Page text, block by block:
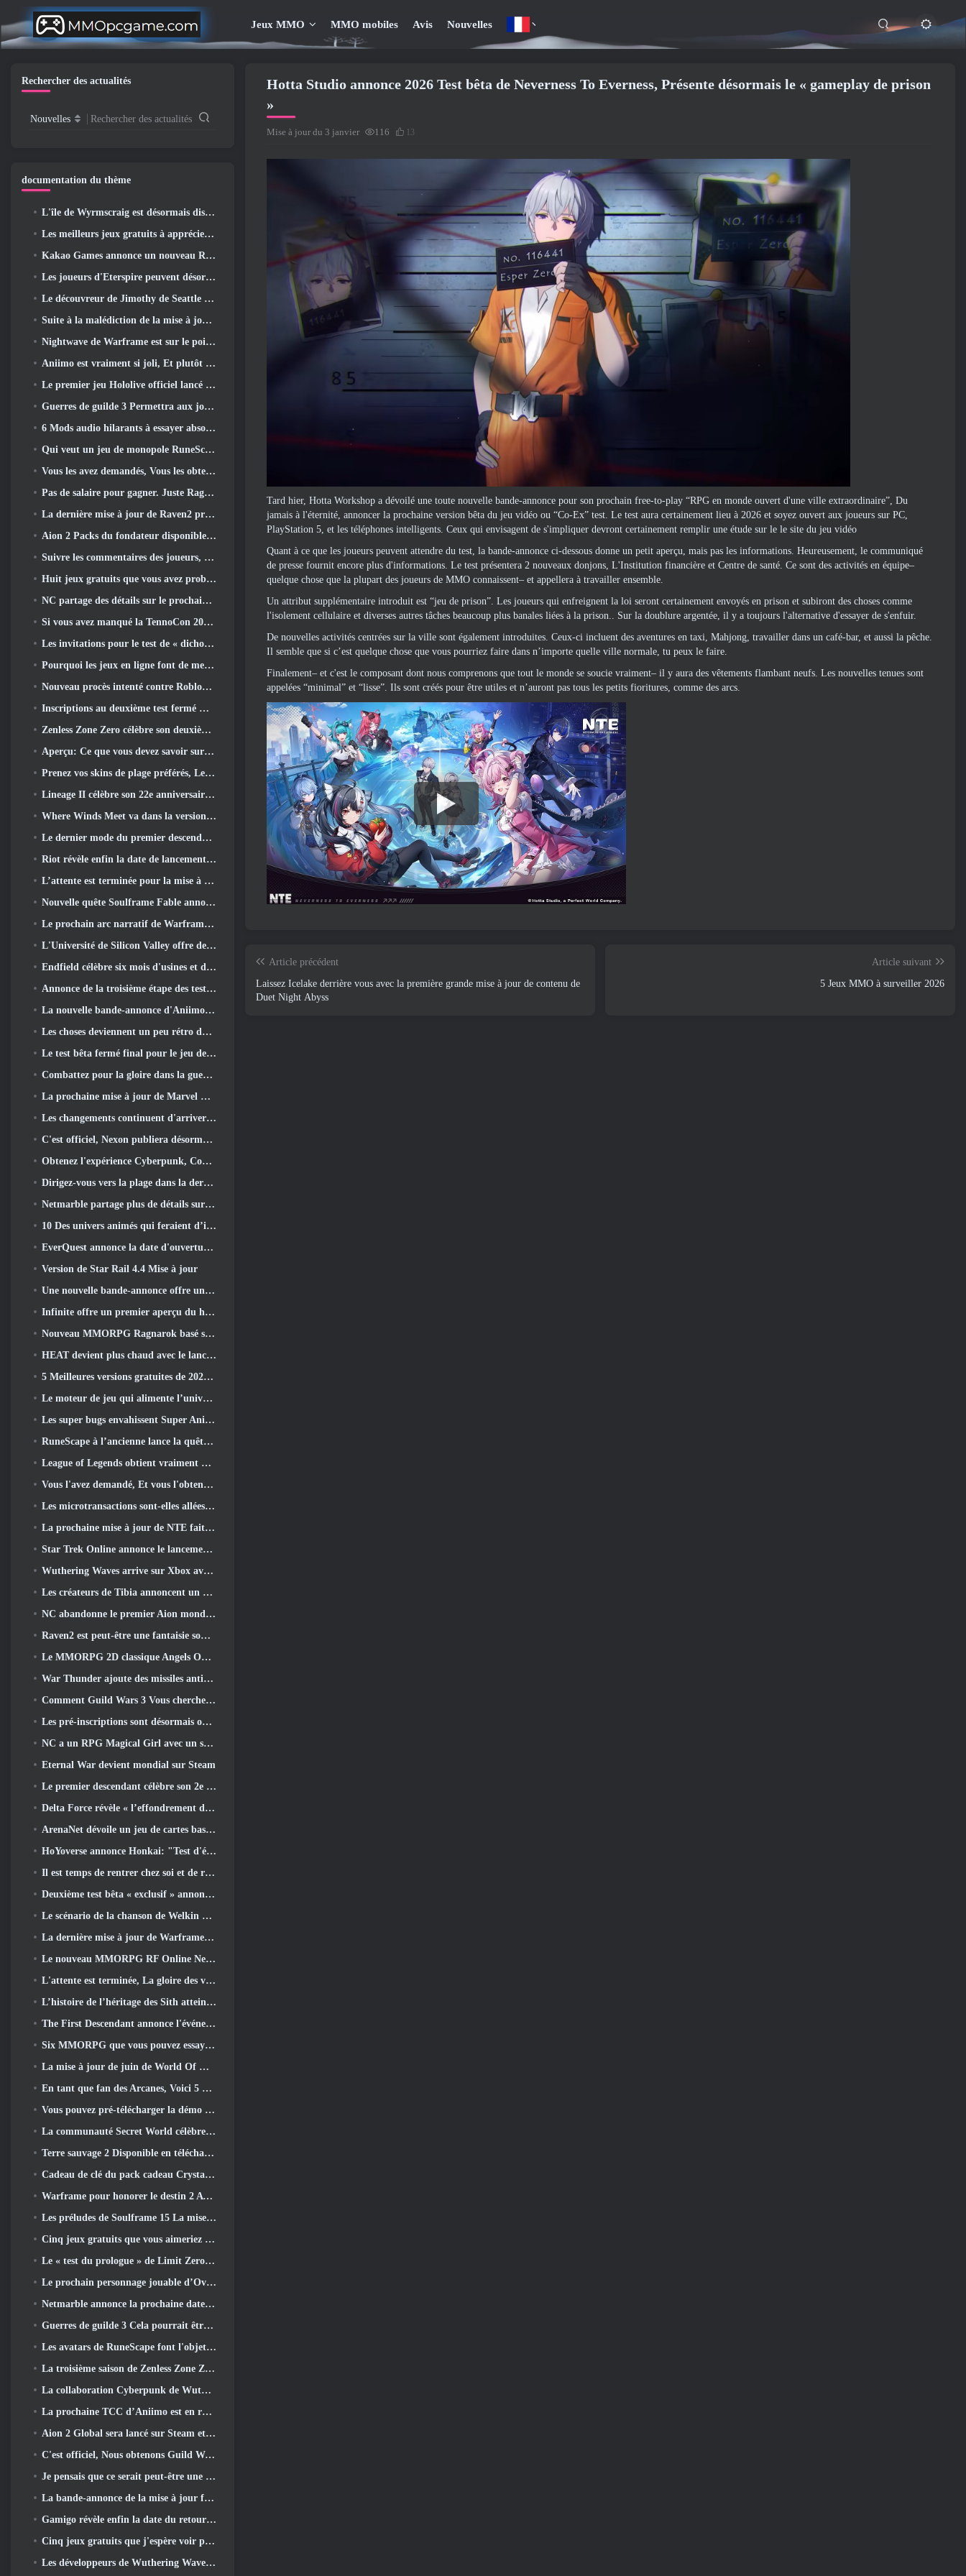
Jeux MMO MMO mobiles Avis Nouvelles
Hotta Studio annonce 2026 Test bêta de Neverness To Everness, Présente désormais le « gameplay de prison
»
Mise à jour du 3 janvier 116 13
Tard hier, Hotta Workshop a dévoilé une toute nouvelle bande-annonce pour son prochain free-to-play “RPG en monde ouvert d'une ville extraordinaire”, Du
jamais à l'éternité, annoncer la prochaine version bêta du jeu vidéo ou “Co-Ex” test. Le test aura certainement lieu à 2026 et soyez ouvert aux joueurs sur PC,
PlayStation 5, et les téléphones intelligents. Ceux qui envisagent de s'impliquer devront certainement remplir une étude sur le le site du jeu vidéo
Quant à ce que les joueurs peuvent attendre du test, la bande-annonce ci-dessous donne un petit aperçu, mais pas les informations. Heureusement, le communiqué
de presse fournit encore plus d'informations. Le test présentera 2 nouveaux donjons, L'Institution financière et Centre de santé. Ce sont des activités en équipe–
quelque chose que la plupart des joueurs de MMO connaissent– et appellera à travailler ensemble.
Un attribut supplémentaire introduit est “jeu de prison”. Les joueurs qui enfreignent la loi seront certainement envoyés en prison et subiront des choses comme
l'isolement cellulaire et diverses autres tâches beaucoup plus banales liées à la prison.. Sur la doublure argentée, il y a toujours l'alternative d'essayer de s'enfuir.
De nouvelles activités centrées sur la ville sont également introduites. Ceux-ci incluent des aventures en taxi, Mahjong, travailler dans un café-bar, et aussi la pêche.
Il semble que si c’est quelque chose que vous pourriez faire dans n’importe quelle ville normale, tu peux le faire.
Finalement– et c'est le composant dont nous comprenons que tout le monde se soucie vraiment– il y aura des vêtements flambant neufs. Les nouvelles tenues sont
appelées “minimal” et “lisse”. Ils sont créés pour être utiles et n’auront pas tous les petits fioritures, comme des arcs.
Article précédent
Laissez Icelake derrière vous avec la première grande mise à jour de contenu de
Duet Night Abyss
Article suivant
5 Jeux MMO à surveiller 2026
Rechercher des actualités
Nouvelles Rechercher des actualités
documentation du thème
L'île de Wyrmscraig est désormais disponible à l'exploration dans Old School RuneScape
Les meilleurs jeux gratuits à apprécier avec votre équipe (2026)
Kakao Games annonce un nouveau RPG d'action, Jeune gardienne
Les joueurs d'Eterspire peuvent désormais voyager un peu dans le temps… en guise de régal
Le découvreur de Jimothy de Seattle a des liens avec ArenaNet, Alors bien sûr, ils l’ajoutent à Guild Wars 2
Suite à la malédiction de la mise à jour Allflame, Path Of Exile annonce plusieurs changements basés sur les commentaires
Nightwave de Warframe est sur le point de revenir de manière choquante
Aniimo est vraiment si joli, Et plutôt cool
Le premier jeu Hololive officiel lancé cette semaine
Guerres de guilde 3 Permettra aux joueurs de découvrir le monde de la Tyrie avant le réveil des dragons anciens
6 Mods audio hilarants à essayer absolument pour Marvel Rivals
Qui veut un jeu de monopole RuneScape? Parce qu'on est en route
Vous les avez demandés, Vous les obtenez. Les dragons arrivent sur Albion Online
Pas de salaire pour gagner. Juste Ragnarök. Origin Classic est lancé en juillet 23
La dernière mise à jour de Raven2 présente le système d'éveil des compétences, Donner aux joueurs plus de moyens d'améliorer leurs compétences
Aion 2 Packs du fondateur disponibles à l'achat, Complet avec cinq jours d'accès anticipé
Suivre les commentaires des joueurs, Les joueurs de League Of Legends Classic n’auront pas à payer pour les skins classiques
Huit jeux gratuits que vous avez probablement négligés et qui font partie du Train Fest de Steam
NC partage des détails sur le prochain accès anticipé d’Aion 2
Si vous avez manqué la TennoCon 2026, Digital Extremes partage tous les panneaux
Les invitations pour le test de « dichotomie » du Silver Palace sont envoyées
Pourquoi les jeux en ligne font de meilleurs anime que les anime ne créent des jeux
Nouveau procès intenté contre Roblox dans l'Oregon pour un incident de toilettage d'enfants
Inscriptions au deuxième test fermé mondial de Global MapleStory Classic
Zenless Zone Zero célèbre son deuxième anniversaire en offrant aux joueurs le choix d'un agent gratuit de rang S
Aperçu: Ce que vous devez savoir sur le jeu de collection de créatures de HoYoverse, Honkai: Lien âme
Prenez vos skins de plage préférés, Les Jeux d'été sont de retour sur Overwatch
Lineage II célèbre son 22e anniversaire avec un album vinyle en édition collector
Where Winds Meet va dans la version "Eastern Steampunk" 2.0
Le dernier mode du premier descendant rassemble les batailles difficiles d'interception du vide et les profondeurs.
Riot révèle enfin la date de lancement du mode classique de League Of Legends
L’attente est terminée pour la mise à jour du logement des grands joueurs de RuneScape
Nouvelle quête Soulframe Fable annoncée
Le prochain arc narratif de Warframe emmène les joueurs vers une toute nouvelle carte des étoiles, Le système Tau
L'Université de Silicon Valley offre des bourses pour les jeux et certaines des exigences sont intéressantes
Endfield célèbre six mois d'usines et de tyroliennes lors de sa prochaine mise à jour
Annonce de la troisième étape des tests bêta fermés des batailles d'infanterie de War Thunder
La nouvelle bande-annonce d'Aniimo sort avec le lancement du dernier test bêta fermé
Les choses deviennent un peu rétro dans la saison des finales 11 Mise à jour
Le test bêta fermé final pour le jeu de tir F2P de Nexon Sudden Attack Zero Point a débuté aujourd'hui
Combattez pour la gloire dans la guerre des serveurs de Lineage II
La prochaine mise à jour de Marvel Rivals amène le combat contre les dieux
Les changements continuent d'arriver dans RuneScape. Cette fois, c'est le logement des joueurs
C'est officiel, Nexon publiera désormais Overwatch en Corée du Sud
Obtenez l'expérience Cyberpunk, Complet avec la cyberpsychose, Dans le prochain événement crossover d’Apex Legends
Dirigez-vous vers la plage dans la dernière mise à jour de Palia
Netmarble partage plus de détails sur le prochain jeu de mise à niveau solo, Mise à niveau en solo: KARMA à l’Anime Expo
10 Des univers animés qui feraient d’incroyables MMO
EverQuest annonce la date d'ouverture du deuxième 2026 Serveur d'extension temporisé
Version de Star Rail 4.4 Mise à jour
Une nouvelle bande-annonce offre un aperçu du gameplay de Silver Palace
Infinite offre un premier aperçu du héros ressemblant à une sirène à venir dans le printemps-été 2013: Lumière du soir
Nouveau MMORPG Ragnarok basé sur un navigateur, L'univers Ragnarok annoncé
HEAT devient plus chaud avec le lancement d'une nouvelle carte du désert
5 Meilleures versions gratuites de 2025, Vaut-il toujours la peine d'y jouer 2026?
Le moteur de jeu qui alimente l’univers mono-fragment d’Eve Online est désormais open source
Les super bugs envahissent Super Animal Royale dans la mise à jour « Super Natural »
RuneScape à l’ancienne lance la quête du grand maître « La Lune de sang se lève », Mettre fin à une série de quêtes de 20 ans
League of Legends obtient vraiment un mode classique
Vous l'avez demandé, Et vous l'obtenez. Les guildes sont maintenant disponibles dans Eterspire
Les microtransactions sont-elles allées trop loin dans les jeux gratuits?
La prochaine mise à jour de NTE fait un petit détour dans un jeu de table fantastique
Star Trek Online annonce le lancement de la prochaine saison « Undiscovered »
Wuthering Waves arrive sur Xbox avec la version 3.5 Mise à jour
Les créateurs de Tibia annoncent un nouveau test du MMORPG Zombie à l'ancienne, Persister en ligne
NC abandonne le premier Aion mondial 2 Vidéo des développeurs, Partager des détails sur le jeu
Raven2 est peut-être une fantaisie sombre, Mais cela n’arrête pas les plaisirs de l’été
Le MMORPG 2D classique Angels Online est lancé aujourd'hui dans le monde entier
War Thunder ajoute des missiles anti-radiations et une mesure de soutien électronique dans la mise à jour de la cavalerie lourde
Comment Guild Wars 3 Vous cherchez peut-être à innover dans l’espace MMO
Les pré-inscriptions sont désormais ouvertes pour le MIRESI de Smilegate: Un avenir invisible
NC a un RPG Magical Girl avec un style artistique inspiré de l’anime des années 90 en préparation
Eternal War devient mondial sur Steam
Le premier descendant célèbre son 2e anniversaire avec Descendant Fest 2026 Flux
Delta Force révèle « l’effondrement de la saison », annonce la collaboration Rainbow Six Siege
ArenaNet dévoile un jeu de cartes basé sur Guild Wars, Lié par la brume
HoYoverse annonce Honkai: "Test d'évolution" de l'anime Nexus
Il est temps de rentrer chez soi et de restaurer la retraite heureuse là où les vents se rencontrent
Deuxième test bêta « exclusif » annoncé pour les tireurs de survie en équipe qui prennent du temps
Le scénario de la chanson de Welkin Moon de Genshin Impact touche à sa fin.. Sur la Lune
La dernière mise à jour de Warframe célèbre tous les papas de l'espace
Le nouveau MMORPG RF Online Next sur le thème Mech de Netmarble sera lancé à l'échelle mondiale
L'attente est terminée, La gloire des vaincus est revenue
L’histoire de l’héritage des Sith atteint sa conclusion aujourd’hui dans la dernière mise à jour de SWTOR
The First Descendant annonce l'événement de collaboration EVANGELION
Six MMORPG que vous pouvez essayer pendant le Steam Next Fest
La mise à jour de juin de World Of Warships célèbre le jour de l'indépendance des États-Unis avec une nouvelle campagne narrative
En tant que fan des Arcanes, Voici 5 Choses que je veux voir du MMO Riot
Vous pouvez pré-télécharger la démo Steam Next Fest de Embers Of The Uncrowned demain
La communauté Secret World célèbre son 14e anniversaire avec un mystère qu'ils doivent résoudre ensemble
Terre sauvage 2 Disponible en téléchargement gratuitement (Et garde) Pour une durée limitée
Cadeau de clé du pack cadeau Crystal Saga Nova
Warframe pour honorer le destin 2 Avec une activité et un titre spéciaux dans le jeu
Les préludes de Soulframe 15 La mise à jour retravaille le butin et la pêche
Cinq jeux gratuits que vous aimeriez peut-être essayer pendant le Bullet Fest
Le « test du prologue » de Limit Zero Breakers commence aujourd’hui
Le prochain personnage jouable d’Overwatch semble être un chef du crime cyborg surmené
Netmarble annonce la prochaine date de lancement de Global RF Online
Guerres de guilde 3 Cela pourrait être exactement ce dont l’industrie du MMO a besoin en ce moment
Les avatars de RuneScape font l'objet d'une refonte dans la plus grande mise à jour visuelle du jeu au cours des dix dernières années
La troisième saison de Zenless Zone Zero commence par un voyage sur une île de Bangboo dans le ciel, Et vers la plateforme Steam
La collaboration Cyberpunk de Wuthering Waves est exactement ce que j'attends de mes événements crossover de jeux vidéo
La prochaine TCC d’Aniimo est en route… ET, Nous avons une fenêtre de lancement officielle
Aion 2 Global sera lancé sur Steam et Purple plus tard cette année
C'est officiel, Nous obtenons Guild Wars 3
Je pensais que ce serait peut-être une erreur pour Neverness To Everness d'organiser l'événement Porsche Collab Gacha si tôt, Mais j'avais tort
La bande-annonce de la mise à jour finale du contenu de Destiny 2 est un cri de ralliement
Gamigo révèle enfin la date du retour de Gloria Victis, Survivra-t-il la deuxième fois?
Cinq jeux gratuits que j'espère voir pendant le Summer Game Fest
Les développeurs de Wuthering Waves discutent de la création de la séquence de combat Lahai-Roi Mech